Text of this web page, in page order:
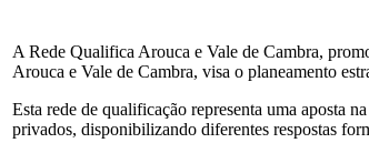
A Rede Qualifica Arouca e Vale de Cambra,
Arouca e Vale de Cambra, visa o planeamento
Esta rede de qualificação representa uma aposta
privados, disponibilizando diferentes respostas